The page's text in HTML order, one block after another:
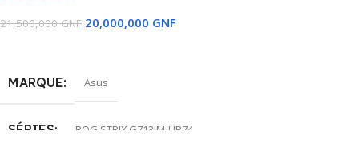
21,500,000GNF 20,000,000 GNF
MARQUE Asus
SÉRIES ROG STRIX G713IM-UB74